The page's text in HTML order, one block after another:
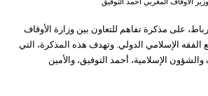
على مذكرة تفاهم للتعاون بين وزارة الأوقاف
الفقه الإسلامي الدولي. وتهدف هذه المذكرة، التي
الإسلامية، أحمد التوفيق، والأمين